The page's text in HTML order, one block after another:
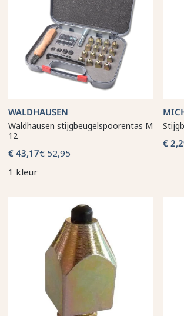
WALDHAUSEN
Waldhausen stijgbeugelspoorentas M
12
€ 43,17€ 52,95
1 kleur
€